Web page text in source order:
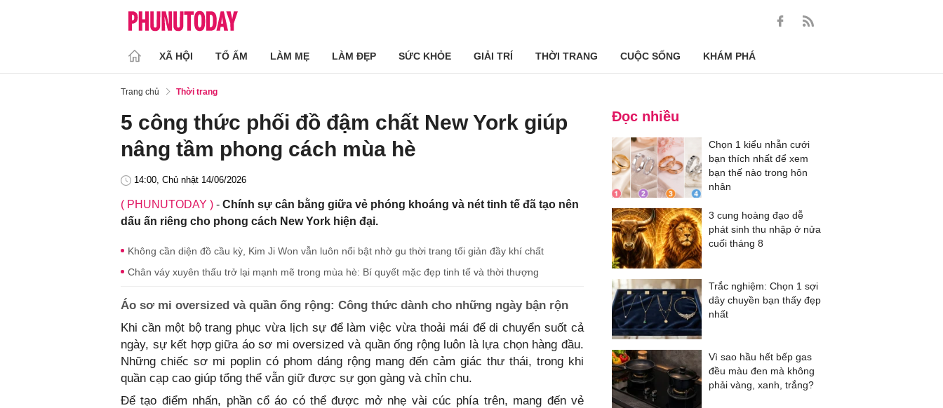
XÃ HỘI TỔ ẤM LÀM MẸ LÀM ĐẸP SỨC KHỎE GIẢI TRÍ THỜI TRANG CUỘC SỐNG KHÁM PHÁ
Trang chủ Thời trang
5 công thức phối đồ đậm chất New York giúp
nâng tầm phong cách mùa hè
14:00, Chủ nhật 14/06/2026
( PHUNUTODAY ) - Chính sự cân bằng giữa vẻ phóng khoáng và nét tinh tế đã tạo nên
dấu ấn riêng cho phong cách New York hiện đại.
Không cần diện đồ cầu kỳ, Kim Ji Won vẫn luôn nổi bật nhờ gu thời trang tối giản đầy khí chất
Chân váy xuyên thấu trở lại mạnh mẽ trong mùa hè: Bí quyết mặc đẹp tinh tế và thời thượng
Áo sơ mi oversized và quần ống rộng: Công thức dành cho những ngày bận rộn
Khi cần một bộ trang phục vừa lịch sự để làm việc vừa thoải mái để di chuyển suốt cả
ngày, sự kết hợp giữa áo sơ mi oversized và quần ống rộng luôn là lựa chọn hàng đầu.
Những chiếc sơ mi poplin có phom dáng rộng mang đến cảm giác thư thái, trong khi
quần cạp cao giúp tổng thể vẫn giữ được sự gọn gàng và chỉn chu.
Để tạo điểm nhấn, phần cổ áo có thể được mở nhẹ vài cúc phía trên, mang đến vẻ
Đọc nhiều
Chọn 1 kiểu nhẫn cưới
bạn thích nhất để xem
bạn thế nào trong hôn
nhân
3 cung hoàng đạo dễ
phát sinh thu nhập ở nửa
cuối tháng 8
Trắc nghiệm: Chọn 1 sợi
dây chuyền bạn thấy đẹp
nhất
Vì sao hầu hết bếp gas
đều màu đen mà không
phải vàng, xanh, trắng?